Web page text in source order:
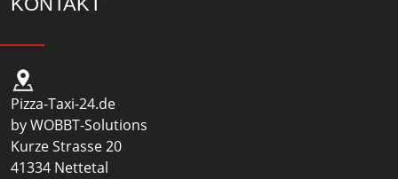
Pizza-Taxi-24.de
by WOBBT-Solutions
Kurze Strasse 20
41334 Nettetal